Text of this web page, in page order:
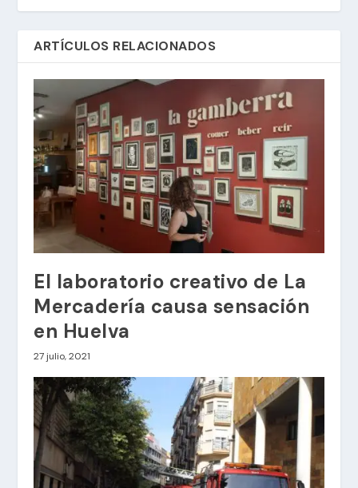
ARTÍCULOS RELACIONADOS
El laboratorio creativo de La
Mercadería causa sensación
en Huelva
27 julio, 2021